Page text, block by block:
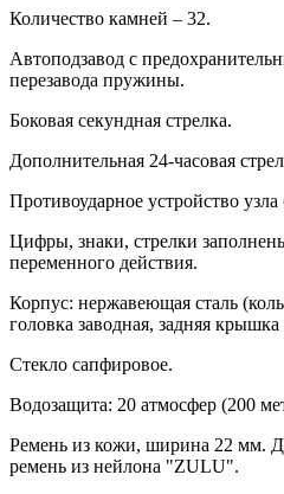
Количество камней – 32.
Автоподзавод с
перезавода пружины.
Боковая секундная стрелка.
Дополнительная 24-часовая
Противоударное устройство узла
Цифры, знаки, стрелки
переменного действия.
Корпус: нержавеющая сталь
головка заводная, задняя крышка
Стекло сапфировое.
Водозащита: 20 атмосфер (200
Ремень из кожи, ширина 22 мм.
ремень из нейлона "ZULU".